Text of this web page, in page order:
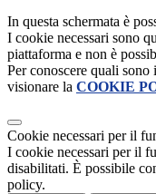
In questa schermata è
I cookie necessari sono
piattaforma e non è
Per conoscere quali
visionare la COOKIE
Cookie necessari per il
I cookie necessari per il
disabilitati. È possibile
policy.